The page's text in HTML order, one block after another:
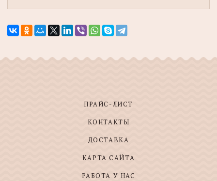
ПРАЙС-ЛИСТ
КОНТАКТЫ
ДОСТАВКА
КАРТА САЙТА
РАБОТА У НАС